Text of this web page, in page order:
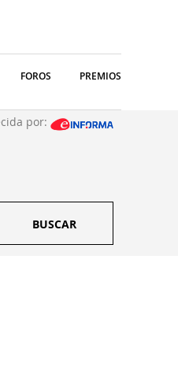
FOROS PREMIOS
por:
BUSCAR